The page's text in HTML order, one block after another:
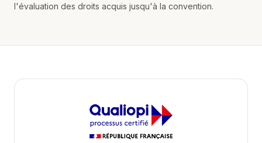
l'évaluation des droits acquis jusqu'à la convention.